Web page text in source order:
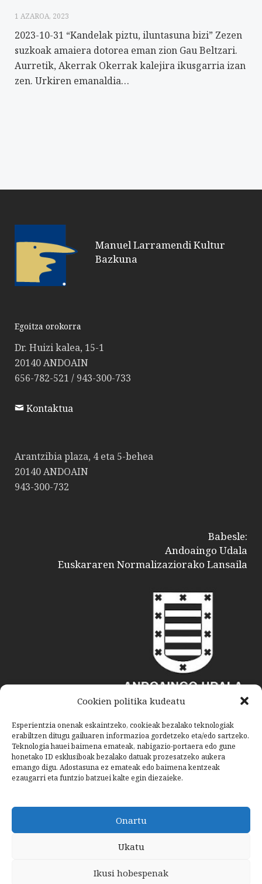
Cookien politika kudeatu
Esperientzia onenak eskaintzeko, cookieak bezalako teknologiak
erabiltzen ditugu gailuaren informazioa gordetzeko eta/edo sartzeko.
Teknologia hauei baimena emateak, nabigazio-portaera edo gune
honetako ID esklusiboak bezalako datuak prozesatzeko aukera
emango digu. Adostasuna ez emateak edo baimena kentzeak
ezaugarri eta funtzio batzuei kalte egin diezaieke.
Onartu
Ukatu
Ikusi hobespenak
1 AZAROA, 2023
2023-10-31 “Kandelak piztu, iluntasuna bizi” Zezen
suzkoak amaiera dotorea eman zion Gau Beltzari.
Aurretik, Akerrak Okerrak kalejira ikusgarria izan
zen. Urkiren emanaldia…
Manuel Larramendi Kultur
Bazkuna
Egoitza orokorra
Dr. Huizi kalea, 15-1
20140 ANDOAIN
656-782-521 / 943-300-733
Kontaktua
Arantzibia plaza, 4 eta 5-behea
20140 ANDOAIN
943-300-732
Babesle:
Andoaingo Udala
Euskararen Normalizaziorako Lansaila